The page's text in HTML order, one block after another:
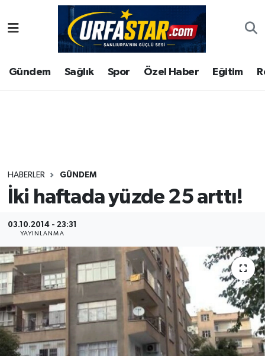
Gündem Sağlık Spor Özel Haber Eğitim
HABERLER GÜNDEM
İki haftada yüzde 25 arttı!
03.10.2014 - 23:31
YAYINLANMA
ASAYİS
ÇEVRE
Gündem
Kültür
Magazin
Şanlıurfa Nöbetçi Eczaneler
Şanlıurfa Hava Durumu
Tüm Manşetler
Son Dakika Haberleri
Haber Arşivi